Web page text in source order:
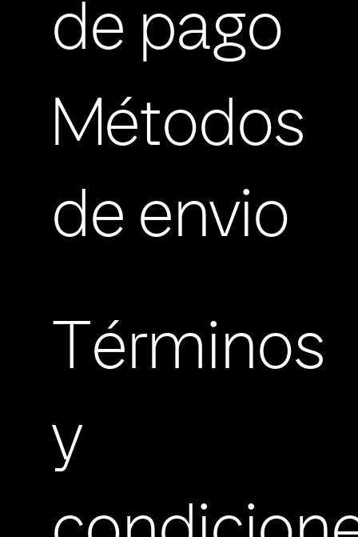
de pago
Métodos
de envio
Términos
y